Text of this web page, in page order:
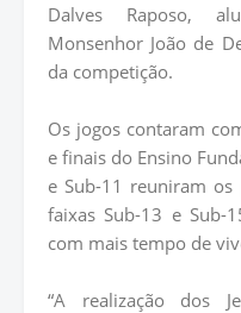
Dalves Raposo,
Monsenhor João de
da competição.
Os jogos contaram
e finais do Ensino
e Sub-11 reuniram
faixas Sub-13 e Sub-
com mais tempo de
“A realização dos